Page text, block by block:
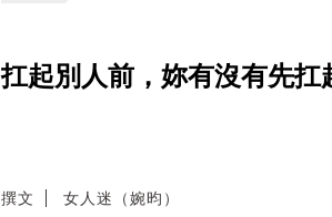
扛起別人前，妳有沒有先
撰文 女人迷（婉昀）